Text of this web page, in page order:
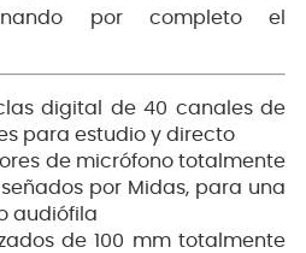
por completo el
digital de 40 canales de
para estudio y directo
de micrófono totalmente
por Midas, para una
audiófila
de 100 mm totalmente